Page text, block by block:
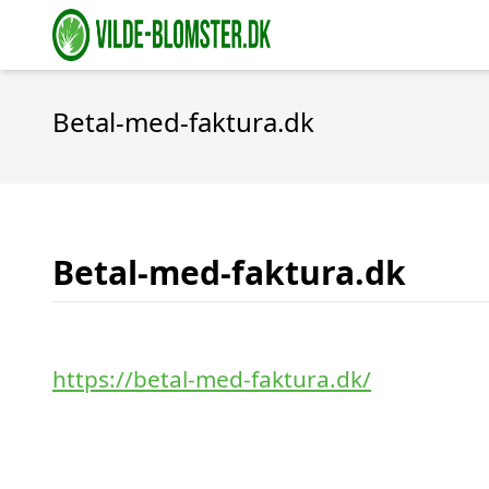
Betal-med-faktura.dk
Betal-med-faktura.dk
https://betal-med-faktura.dk/